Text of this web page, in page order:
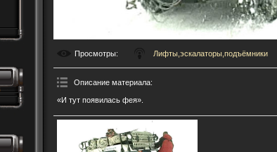
Просмотры: Лифты,эскалаторы,подъёмники
Описание материала:
«И тут появилась фея».